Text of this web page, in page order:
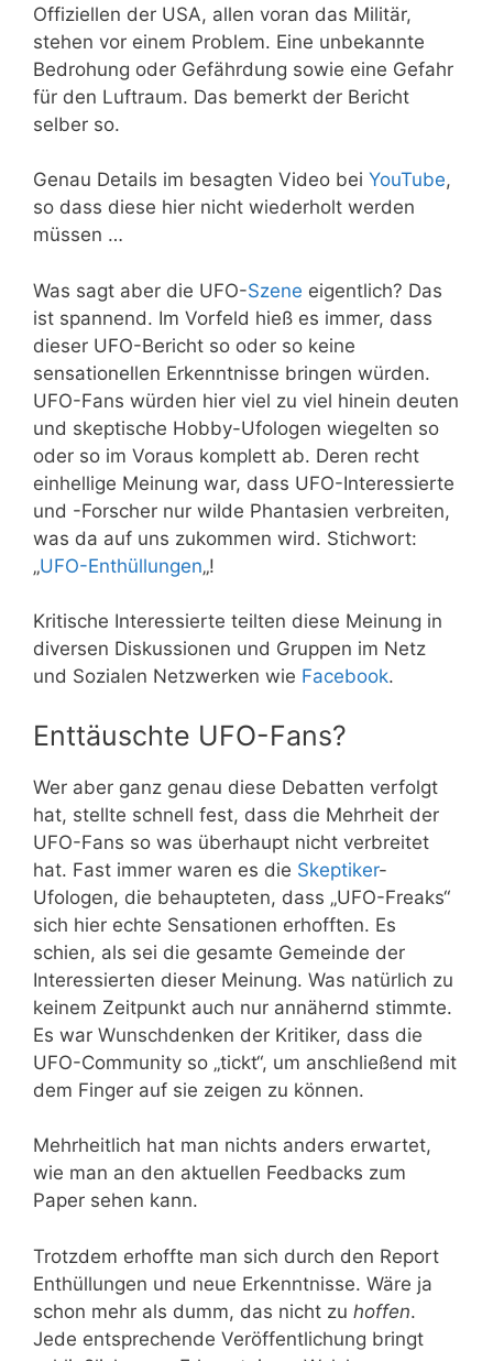
Offiziellen der USA, allen voran das Militär,
stehen vor einem Problem. Eine unbekannte
Bedrohung oder Gefährdung sowie eine Gefahr
für den Luftraum. Das bemerkt der Bericht
selber so.
Genau Details im besagten Video bei YouTube,
so dass diese hier nicht wiederholt werden
müssen …
Was sagt aber die UFO-Szene eigentlich? Das
ist spannend. Im Vorfeld hieß es immer, dass
dieser UFO-Bericht so oder so keine
sensationellen Erkenntnisse bringen würden.
UFO-Fans würden hier viel zu viel hinein deuten
und skeptische Hobby-Ufologen wiegelten so
oder so im Voraus komplett ab. Deren recht
einhellige Meinung war, dass UFO-Interessierte
und -Forscher nur wilde Phantasien verbreiten,
was da auf uns zukommen wird. Stichwort:
„UFO-Enthüllungen„!
Kritische Interessierte teilten diese Meinung in
diversen Diskussionen und Gruppen im Netz
und Sozialen Netzwerken wie Facebook.
Enttäuschte UFO-Fans?
Wer aber ganz genau diese Debatten verfolgt
hat, stellte schnell fest, dass die Mehrheit der
UFO-Fans so was überhaupt nicht verbreitet
hat. Fast immer waren es die Skeptiker-
Ufologen, die behaupteten, dass „UFO-Freaks“
sich hier echte Sensationen erhofften. Es
schien, als sei die gesamte Gemeinde der
Interessierten dieser Meinung. Was natürlich zu
keinem Zeitpunkt auch nur annähernd stimmte.
Es war Wunschdenken der Kritiker, dass die
UFO-Community so „tickt“, um anschließend mit
dem Finger auf sie zeigen zu können.
Mehrheitlich hat man nichts anders erwartet,
wie man an den aktuellen Feedbacks zum
Paper sehen kann.
Trotzdem erhoffte man sich durch den Report
Enthüllungen und neue Erkenntnisse. Wäre ja
schon mehr als dumm, das nicht zu hoffen.
Jede entsprechende Veröffentlichung bringt